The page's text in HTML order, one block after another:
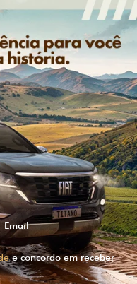
Email
e concordo em receber